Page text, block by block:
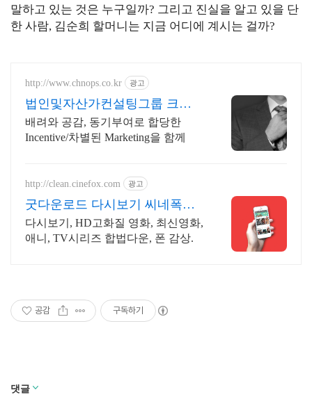
말하고 있는 것은 누구일까? 그리고 진실을 알고 있을 단
한 사람, 김순희 할머니는 지금 어디에 계시는 걸까?
http://www.chnops.co.kr 광고
법인및자산가컨설팅그룹 크놉
스
배려와 공감, 동기부여로 합당한
Incentive/차별된 Marketing을 함께
http://clean.cinefox.com 광고
굿다운로드 다시보기 씨네폭스
중드 일드 30%할인
다시보기, HD고화질 영화, 최신영화,
애니, TV시리즈 합법다운, 폰 감상.
공감 구독하기
댓글